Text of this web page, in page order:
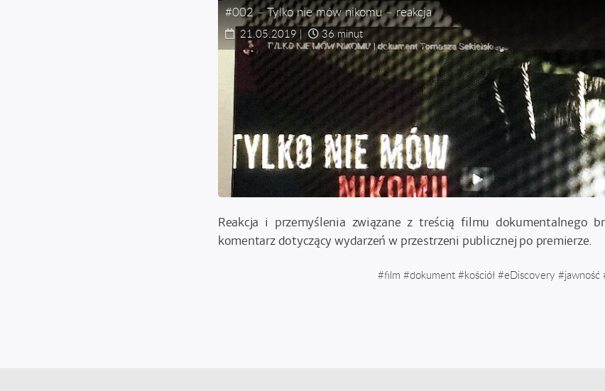
#002 – Tylko nie mów nikomu – reakcja
21.05.2019 | 36 minut
Reakcja i przemyślenia związane z treścią filmu dokumentalnego
komentarz dotyczący wydarzeń w przestrzeni publicznej po premierze.
#film #dokument #kościół #eDiscovery #jawność